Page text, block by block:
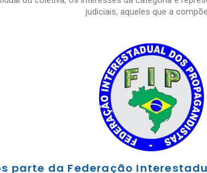
judiciais, aqueles que a
parte da Federação